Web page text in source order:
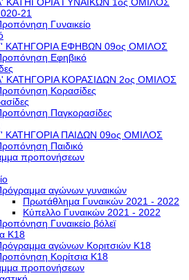
21
Γυναικείο
ΚΑΤΗΓΟΡΙΑ ΕΦΗΒΩΝ 09ος ΟΜΙΛΟΣ
Εφηβικό
ΚΑΤΗΓΟΡΙΑ ΚΟΡΑΣΙΔΩΝ 2ος ΟΜΙΛΟΣ
Κορασίδες
Παγκορασίδες
ΚΑΤΗΓΟΡΙΑ ΠΑΙΔΩΝ 09ος ΟΜΙΛΟΣ
Παιδικό
προπονήσεων
αγώνων γυναικών
Πρωτάθλημα Γυναικών 2021 - 2022
Κύπελλο Γυναικών 2021 - 2022
Γυναικείο βόλεϊ
Κ18
αγώνων Κοριτσιών Κ18
Κορίτσια Κ18
προπονήσεων